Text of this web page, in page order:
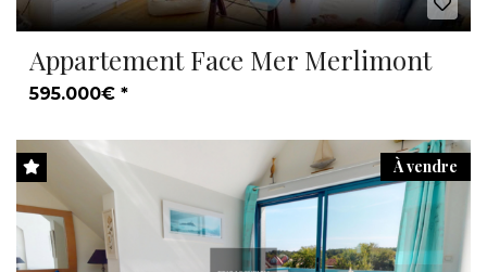
Appartement Face Mer Merlimont
595.000€ *
À vendre